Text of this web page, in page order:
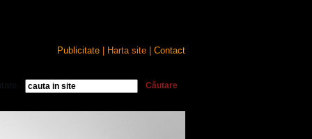
Publicitate | Harta site | Contact